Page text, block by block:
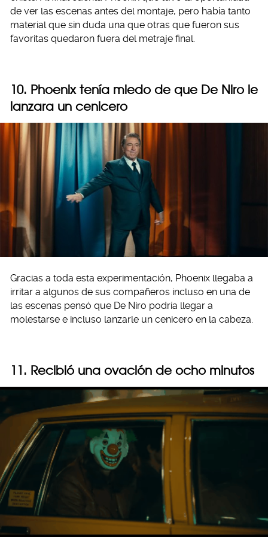
de ver las escenas antes del montaje, pero había tanto
material que sin duda una que otras que fueron sus
favoritas quedaron fuera del metraje final.
10. Phoenix tenía miedo de que De Niro le
lanzara un cenicero
Gracias a toda esta experimentación, Phoenix llegaba a
irritar a algunos de sus compañeros incluso en una de
las escenas pensó que De Niro podría llegar a
molestarse e incluso lanzarle un cenicero en la cabeza.
11. Recibió una ovación de ocho minutos